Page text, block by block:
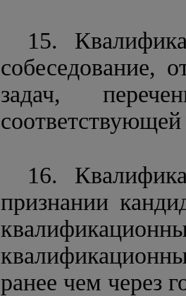
15.
собеседование,
задач,
16.
признании
ранее чем через